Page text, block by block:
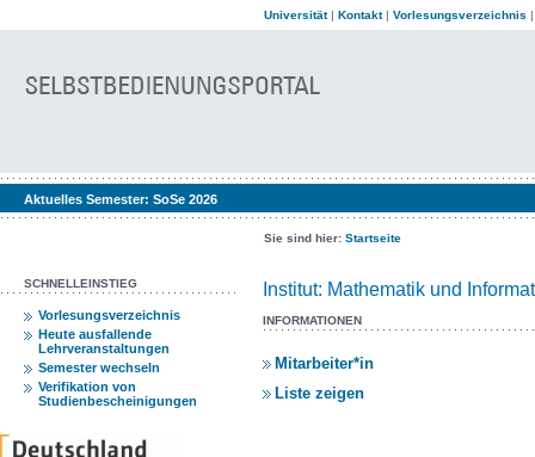
Universität| Kontakt| Vorlesungsverzeichnis
Aktuelles Semester: SoSe 2026
Sie sind hier: Startseite
SCHNELLEINSTIEG
Vorlesungsverzeichnis
Heute ausfallende
Lehrveranstaltungen
Semester wechseln
Verifikation von
Studienbescheinigungen
Institut: Mathematik und
INFORMATIONEN
Mitarbeiter*in
Liste zeigen